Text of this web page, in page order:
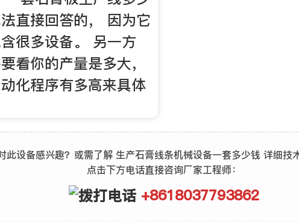
直接回答的， 因为它
很多设备。 另一方
看你的产量是多大，
化程序有多高来具体
此设备感兴趣？或需了解 生产石膏线条机械设备一套多少钱 详细技
点击下方电话直接咨询厂家工程师：
+8618037793862